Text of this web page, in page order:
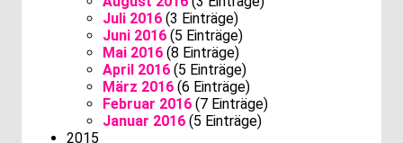
Juli 2016 (3 Einträge)
Juni 2016 (5 Einträge)
Mai 2016 (8 Einträge)
April 2016 (5 Einträge)
März 2016 (6 Einträge)
Februar 2016 (7 Einträge)
Januar 2016 (5 Einträge)
2015